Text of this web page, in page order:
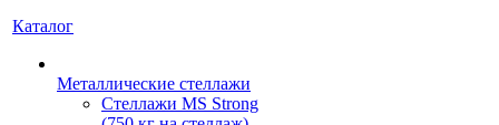
Каталог
Металлические стеллажи
Стеллажи MS Strong